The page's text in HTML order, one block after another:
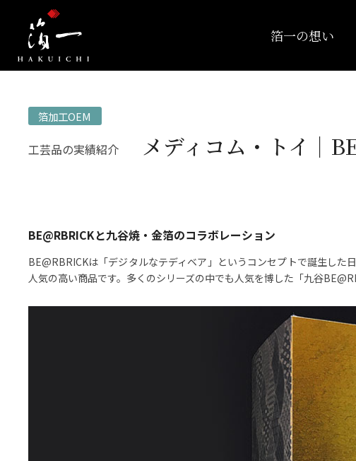
箔一の想い
箔加工OEM
工芸品の実績紹介 メディコム・トイ｜
BE@RBRICKと九谷焼・金箔のコラボレーション
BE@RBRICKは「デジタルなテディベア」というコンセプトで誕生し
人気の高い商品です。多くのシリーズの中でも人気を博した「九谷